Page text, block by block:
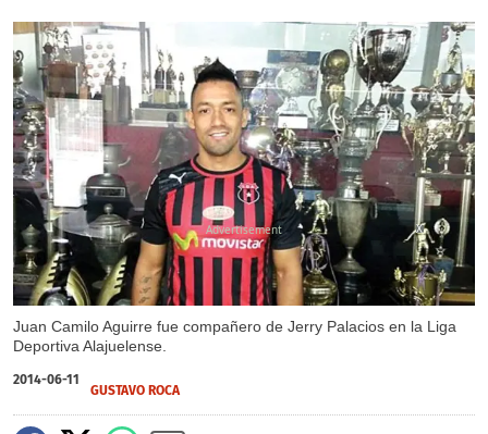
Juan Camilo Aguirre fue compañero de Jerry Palacios en la Liga
Deportiva Alajuelense.
X
2014-06-11
GUSTAVO ROCA